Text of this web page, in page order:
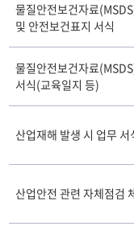
테
이
블
물질안전보건자료
및 안전보건표지 서식
물질안전보건자료
서식(교육일지 등)
산업재해 발생 시 업무 서
산업안전 관련 자체점검